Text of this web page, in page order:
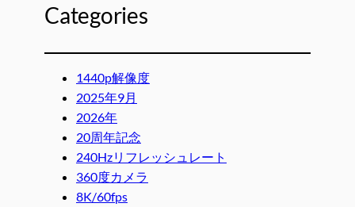
Categories
1440p解像度
2025年9月
2026年
20周年記念
240Hzリフレッシュレート
360度カメラ
8K/60fps